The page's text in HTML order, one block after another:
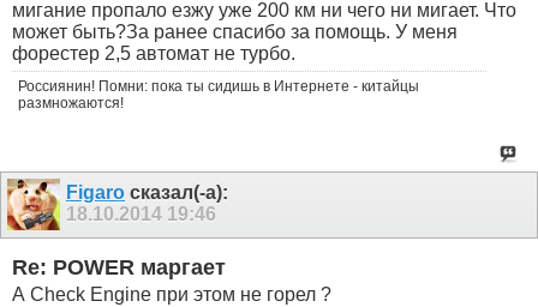
мигание пропало езжу уже 200 км ни чего ни мигает. Что
может быть?За ранее спасибо за помощь. У меня
форестер 2,5 автомат не турбо.
Россиянин! Помни: пока ты сидишь в Интернете - китайцы
размножаются!
Figaro сказал(-а):
18.10.2014 19:46
Re: POWER маргает
А Check Engine при этом не горел ?